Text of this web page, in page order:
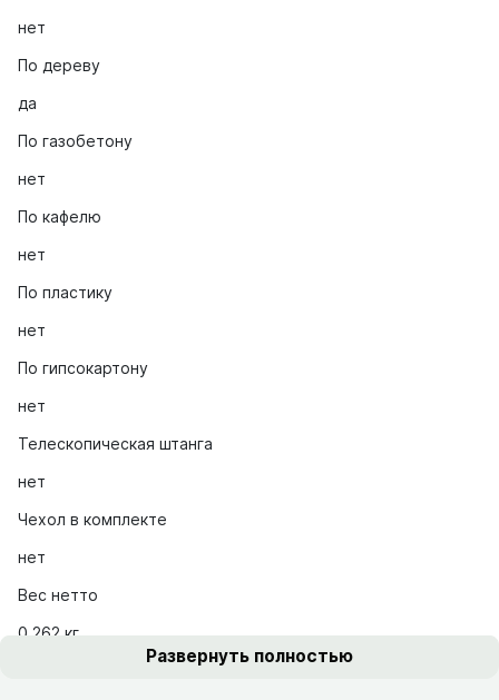
нет
По дереву
да
По газобетону
нет
По кафелю
нет
По пластику
нет
По гипсокартону
нет
Телескопическая штанга
нет
Чехол в комплекте
нет
Вес нетто
0.262 кг
Развернуть полностью